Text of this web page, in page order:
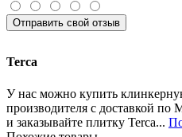
Отправить свой отзыв
Terca
У нас можно купить
производителя с доставкой по
и заказывайте плитку Terca...